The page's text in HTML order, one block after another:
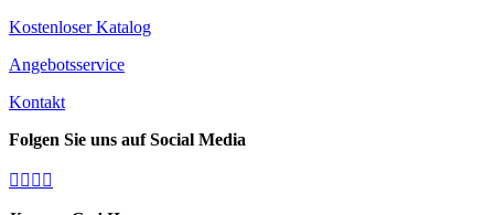
Kostenloser Katalog
Angebotsservice
Kontakt
Folgen Sie uns auf Social Media
   